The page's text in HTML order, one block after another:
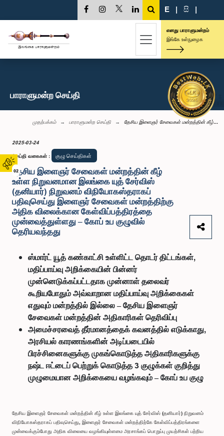
02
E | සි |
எனது பாராளுமன்றம்
இங்கே உள்நுழைக
பாராளுமன்ற செய்தி
முதற்பக்கம் பாராளுமன்ற செய்தி தேசிய இளைஞர் சேவைகள் மன்றத்தின் கீழ்...
2025-03-24
செய்தி வகைகள் : குழு செய்திகள்
தேசிய இளைஞர் சேவைகள் மன்றத்தின் கீழ்
உள்ள நிறுவனமான இலங்கை யுத் சேர்விஸ்
(தனியார்) நிறுவனம் விநியோகஸ்தராகப்
பதிவுசெய்து இளைஞர் சேவைகள் மன்றத்திற்கு
அதிக விலைக்கான கேள்விப்பத்திரத்தை
முன்வைத்துள்ளது – கோப் உப குழுவில்
தெரியவந்தது
ஸ்மார்ட் யூத் கண்காட்சி உள்ளிட்ட தொடர் திட்டங்கள்,
மதிப்பாய்வு அறிக்கையின் பின்னர்
முன்னெடுக்கப்பட்டதாக முன்னாள் தலைவர்
கூறியபோதும் அவ்வாறான மதிப்பாய்வு அறிக்கைகள்
எதுவும் மன்றத்தில் இல்லை – தேசிய இளைஞர்
சேவைகள் மன்றத்தின் அதிகாரிகள் தெரிவிப்பு
அமைச்சரவைத் தீர்மானத்தைக் கவனத்தில் எடுக்காது,
அரசியல் காரணங்களின் அடிப்படையில்
பிரச்சினைகளுக்கு முகங்கொடுத்த அதிகாரிகளுக்கு
நஷ்ட ஈட்டைப் பெற்றுக் கொடுத்த 3 குழுக்கள் குறித்து
முழுமையான அறிக்கையை வழங்கவும் – கோப் உப குழு
தேசிய இளைஞர் சேவைகள் மன்றத்தின் கீழ் உள்ள இலங்கை யுத் சேர்விஸ் (தனியார்) நிறுவனம்
விநியோகஸ்தராகப் பதிவுசெய்து, இளைஞர் சேவைகள் மன்றத்திற்கே கேள்விப்பத்திரங்களை
முன்வைக்கும்போது அதிக விலையை வழங்கியுள்ளமை அரசாங்கப் பொறுப்பு முயற்சிகள் பற்றிய